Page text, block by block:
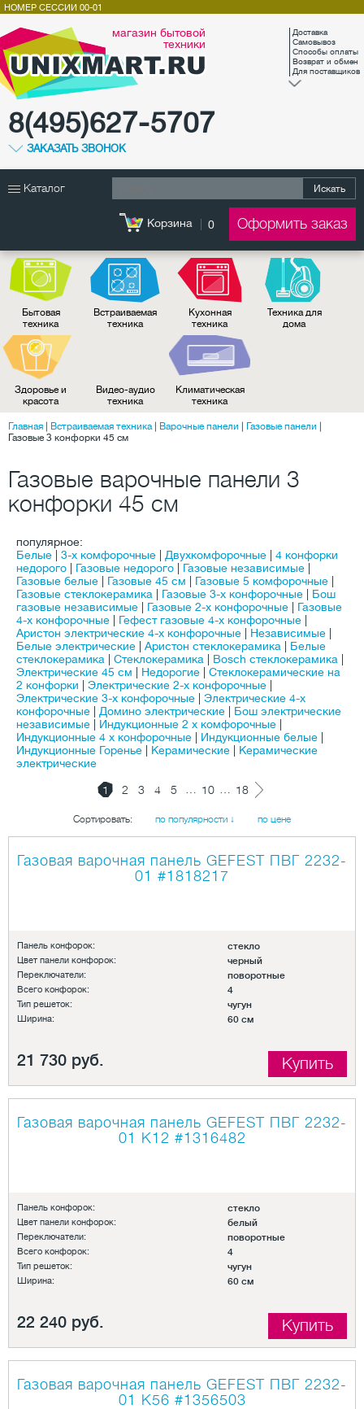
магазин бытовой
техники
8(495)627-5707
ЗАКАЗАТЬ ЗВОНОК
Доставка
Самовывоз
Способы оплаты
Возврат и обмен
Для поставщиков
НОМЕР СЕССИИ 00-01
Каталог Искать
Корзина 0 Оформить заказ
Бытовая
техника
Встраиваемая
техника
Кухонная
техника
Техника для
дома
Здоровье и
красота
Видео-аудио
техника
Климатическая
техника
Главная Встраиваемая техника| Варочные панели Газовые панели
Газовые 3 конфорки 45 см
Газовые варочные панели 3
конфорки 45 см
популярное:
Белые
3-х комфорочные Двухкомфорочные
4 конфорки
недорого
Газовые недорого Газовые независимые
Газовые белые
Газовые 45 см Газовые 5 комфорочные
Газовые стеклокерамика
Газовые 3-х конфорочные
Бош
газовые независимые
Газовые 2-х конфорочные
Газовые
4-х конфорочные
Гефест газовые 4-х конфорочные
Аристон электрические 4-х конфорочные
Независимые
Белые электрические
Аристон стеклокерамика
Белые
стеклокерамика
Стеклокерамика Bosch стеклокерамика
Электрические 45 см
Недорогие
Стеклокерамические на
2 конфорки
Электрические 2-х конфорочные
Электрические 3-х конфорочные
Электрические 4-х
конфорочные
Домино электрические
Бош электрические
независимые
Индукционные 2 х комфорочные
Индукционные 4 х конфорочные
Индукционные белые
Индукционные Горенье
Керамические
Керамические
электрические
1 2 3 4 5 10 18
Сортировать: по популярности ↓ по цене
Газовая варочная панель GEFEST ПВГ 2232-
01 #1818217
Панель конфорок: стекло
Цвет панели конфорок: черный
Переключатели: поворотные
Всего конфорок: 4
Тип решеток: чугун
Ширина: 60 см
21 730 руб. Купить
Газовая варочная панель GEFEST ПВГ 2232-
01 К12 #1316482
Панель конфорок: стекло
Цвет панели конфорок: белый
Переключатели: поворотные
Всего конфорок: 4
Тип решеток: чугун
Ширина: 60 см
22 240 руб. Купить
Газовая варочная панель GEFEST ПВГ 2232-
01 К56 #1356503